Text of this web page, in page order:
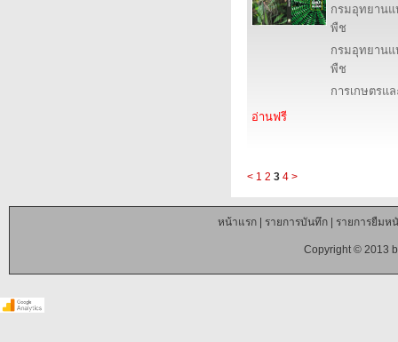
กรมอุทยาน
พืช
กรมอุทยาน
พืช
การเกษตรแ
อ่านฟรี
< 1 2 3 4 >
หน้าแรก| รายการบันทึก| รายการยืมห
Copyright © 2013